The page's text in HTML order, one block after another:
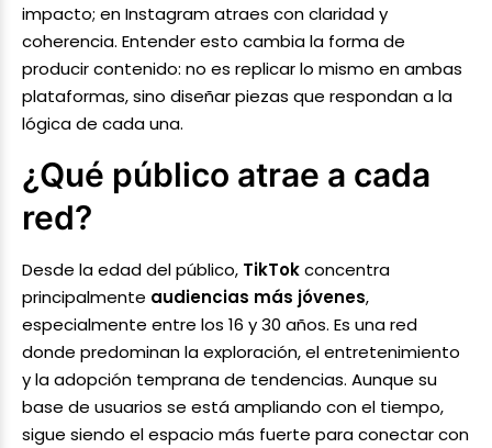
impacto; en Instagram atraes con claridad y
coherencia. Entender esto cambia la forma de
producir contenido: no es replicar lo mismo en ambas
plataformas, sino diseñar piezas que respondan a la
lógica de cada una.
¿Qué público atrae a cada
red?
Desde la edad del público, TikTokconcentra
principalmente audiencias más jóvenes,
especialmente entre los 16 y 30 años. Es una red
donde predominan la exploración, el entretenimiento
y la adopción temprana de tendencias. Aunque su
base de usuarios se está ampliando con el tiempo,
sigue siendo el espacio más fuerte para conectar con